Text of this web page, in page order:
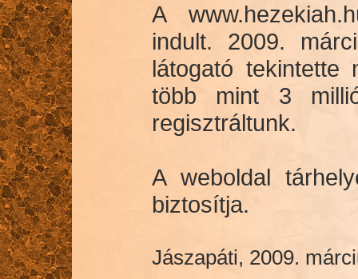
A
indult. 2009.
látogató
több mint 3
regisztráltunk.
A weboldal
biztosítja.
Jászapáti, 2009.